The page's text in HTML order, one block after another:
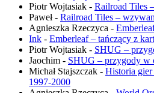
Piotr Wojtasiak - Railroad Tiles
Paweł- Railroad Tiles –
Agnieszka Rzeczyca -
Ink - Emberleaf – tańczący z
Piotr Wojtasiak - SHUG –
Jaochim - SHUG – przygody w
Michał Stajszczak - Historia gier
1997-2000